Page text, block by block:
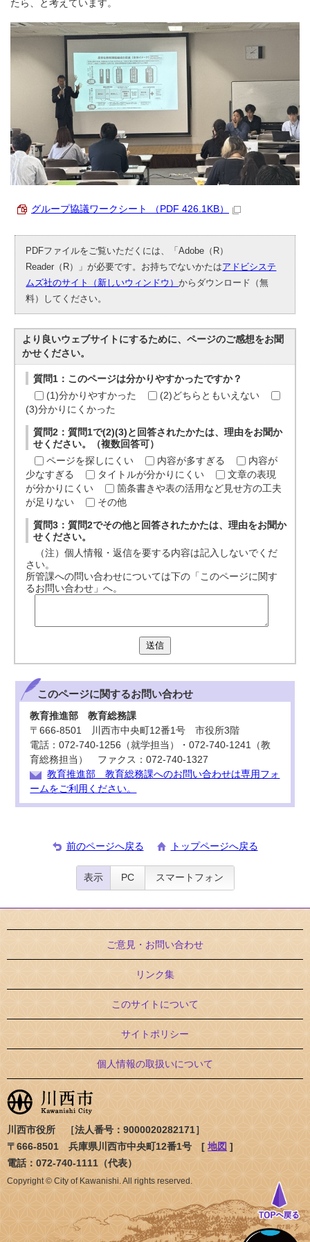
たら、と考えています。
グループ協議ワークシート （PDF 426.1KB）
PDFファイルをご覧いただくには、「Adobe（R）
Reader（R）」が必要です。お持ちでないかたはアドビシステ
ムズ社のサイト（新しいウィンドウ）からダウンロード（無
料）してください。
より良いウェブサイトにするために、ページのご感想をお聞
かせください。
質問1：このページは分かりやすかったですか？
(1)分かりやすかった
(2)どちらともいえない
(3)分かりにくかった
質問2：質問1で(2)(3)と回答されたかたは、理由をお聞か
せください。（複数回答可）
ページを探しにくい
内容が多すぎる
内容が
少なすぎる
タイトルが分かりにくい
文章の表現
が分かりにくい
箇条書きや表の活用など見せ方の工夫
が足りない
その他
質問3：質問2でその他と回答されたかたは、理由をお聞か
せください。
（注）個人情報・返信を要する内容は記入しないでくだ
さい。
所管課への問い合わせについては下の「このページに関す
るお問い合わせ」へ。
送信
このページに関するお問い合わせ
教育推進部 教育総務課
〒666-8501 川西市中央町12番1号 市役所3階
電話：072-740-1256（就学担当）・072-740-1241（教
育総務担当） ファクス：072-740-1327
教育推進部 教育総務課へのお問い合わせは専用フォ
ームをご利用ください。
前のページへ戻る トップページへ戻る
表示 PC スマートフォン
ご意見・お問い合わせ
リンク集
このサイトについて
サイトポリシー
個人情報の取扱いについて
川西市役所 ［法人番号：9000020282171］
〒666-8501 兵庫県川西市中央町12番1号 [ 地図 ]
電話：072-740-1111（代表）
Copyright © City of Kawanishi. All rights reserved.